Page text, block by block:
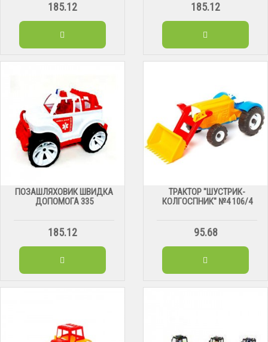
185.12 185.12
ПОЗАШЛЯХОВИК ШВИДКА
ДОПОМОГА 335
185.12
ТРАКТОР "ШУСТРИК-
КОЛГОСПНИК" №4 106/4
95.68